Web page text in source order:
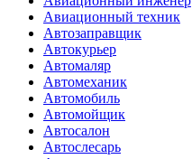
Авиационный техник
Автозаправщик
Автокурьер
Автомаляр
Автомеханик
Автомобиль
Автомойщик
Автосалон
Автослесарь